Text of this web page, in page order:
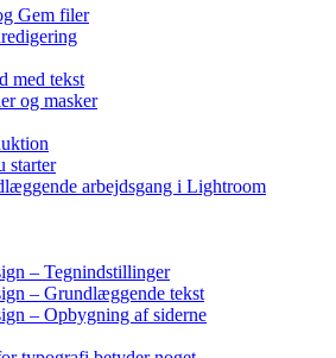
Gem filer
med tekst
og masker
starter
arbejdsgang i Lightroom
– Tegnindstillinger
– Grundlæggende tekst
– Opbygning af siderne